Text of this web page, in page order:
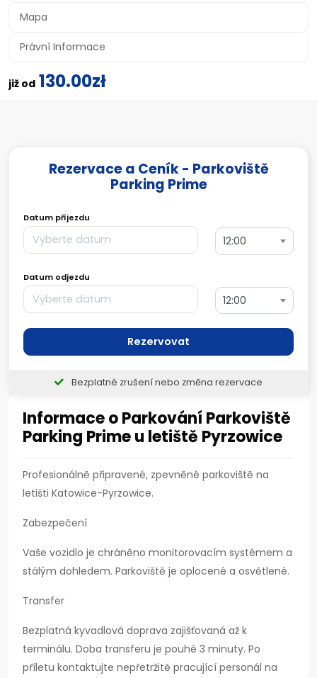
Mapa
Právní Informace
již od 130.00zł
Informace o Parkování Parkoviště
Parking Prime u letiště Pyrzowice
Profesionálně připravené, zpevněné parkoviště na
letišti Katowice-Pyrzowice.
Zabezpečení
Vaše vozidlo je chráněno monitorovacím systémem a
stálým dohledem. Parkoviště je oplocené a osvětlené.
Transfer
Bezplatná kyvadlová doprava zajišťovaná až k
terminálu. Doba transferu je pouhé 3 minuty. Po
příletu kontaktujte nepřetržitě pracující personál na
Rezervace a Ceník - Parkoviště
Parking Prime
Datum příjezdu
12:00
Datum odjezdu
12:00
Rezervovat
Bezplatné zrušení nebo změna rezervace